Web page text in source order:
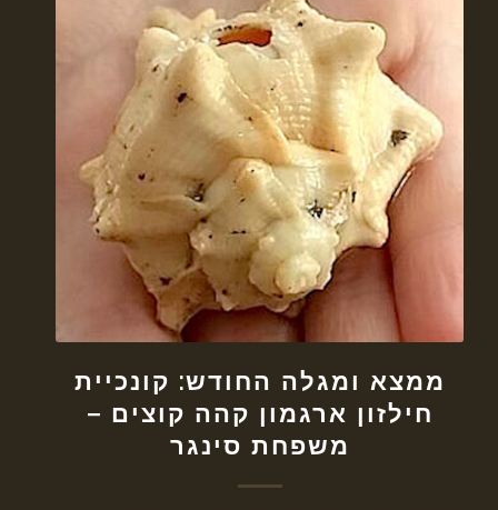
ממצא ומגלה החודש: קונכיית
חילזון ארגמון קהה קוצים –
משפחת סינגר